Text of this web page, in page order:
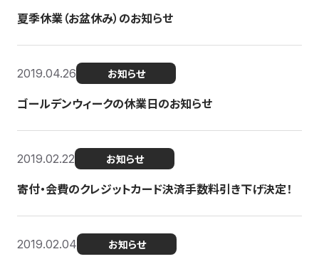
夏季休業（お盆休み）のお知らせ
2019.04.26 お知らせ
ゴールデンウィークの休業日のお知らせ
2019.02.22 お知らせ
寄付・会費のクレジットカード決済手数料引き下げ決定！
2019.02.04 お知らせ